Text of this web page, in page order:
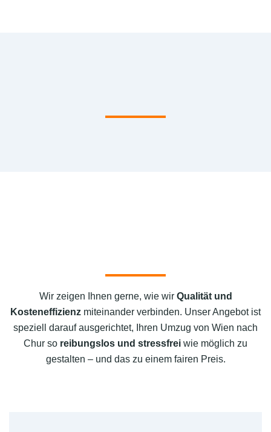
Wir zeigen Ihnen gerne, wie wir Qualität und
Kosteneffizienz miteinander verbinden. Unser Angebot ist
speziell darauf ausgerichtet, Ihren Umzug von Wien nach
Chur so reibungslos und stressfrei wie möglich zu
gestalten – und das zu einem fairen Preis.